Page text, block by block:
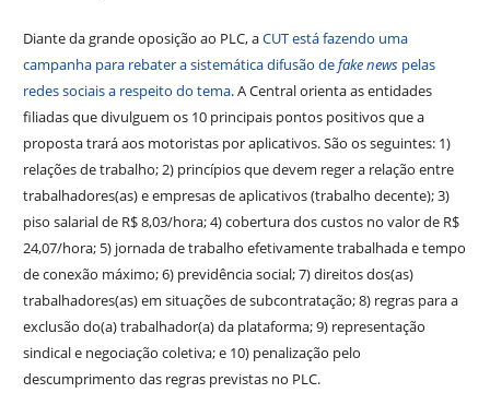
Diante da grande oposição ao PLC, aCUT está fazendo uma
campanha para rebater a sistemática difusão defake newspelas
redes sociais a respeito do tema. A Central orienta as entidades
filiadas que divulguem os 10 principais pontos positivos que a
proposta trará aos motoristas por aplicativos. São os seguintes: 1)
relações de trabalho; 2) princípios que devem reger a relação entre
trabalhadores(as) e empresas de aplicativos (trabalho decente); 3)
piso salarial de R$ 8,03/hora; 4) cobertura dos custos no valor de R$
24,07/hora; 5) jornada de trabalho efetivamente trabalhada e tempo
de conexão máximo; 6) previdência social; 7) direitos dos(as)
trabalhadores(as) em situações de subcontratação; 8) regras para a
exclusão do(a) trabalhador(a) da plataforma; 9) representação
sindical e negociação coletiva; e 10) penalização pelo
descumprimento das regras previstas no PLC.